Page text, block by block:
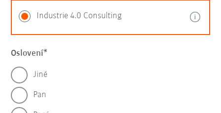
Industrie 4.0 Consulting
Oslovení
Jiné
Pan